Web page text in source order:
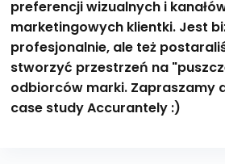
preferencji wizualnych i
marketingowych klientki. Jest
profesjonalnie, ale też
stworzyć przestrzeń na
odbiorców marki. Zapraszamy
case study Accurantely :)